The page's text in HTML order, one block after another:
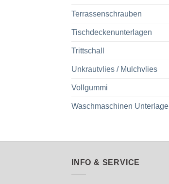
Terrassenschrauben
Tischdeckenunterlagen
Trittschall
Unkrautvlies / Mulchvlies
Vollgummi
Waschmaschinen Unterlage
INFO & SERVICE